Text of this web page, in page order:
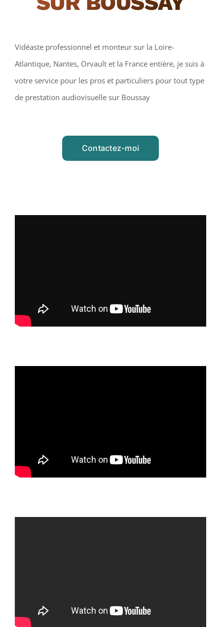
Vidéaste professionnel et monteur sur la Loire-
Atlantique, Nantes, Orvault et la France entière, je suis à
votre service pour les pros et particuliers pour tout type
de prestation audiovisuelle sur Boussay
Contactez-moi